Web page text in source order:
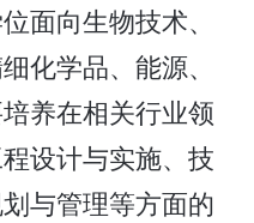
面向生物技术、
化学品、能源、
养在相关行业领
设计与实施、技
与管理等方面的